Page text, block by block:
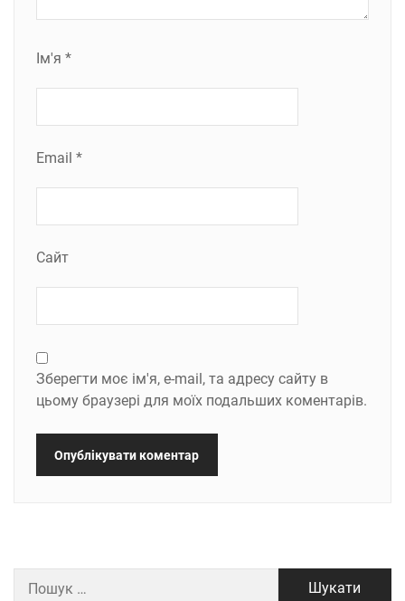
Ім'я *
Email *
Сайт
Зберегти моє ім'я, e-mail, та адресу сайту в
цьому браузері для моїх подальших коментарів.